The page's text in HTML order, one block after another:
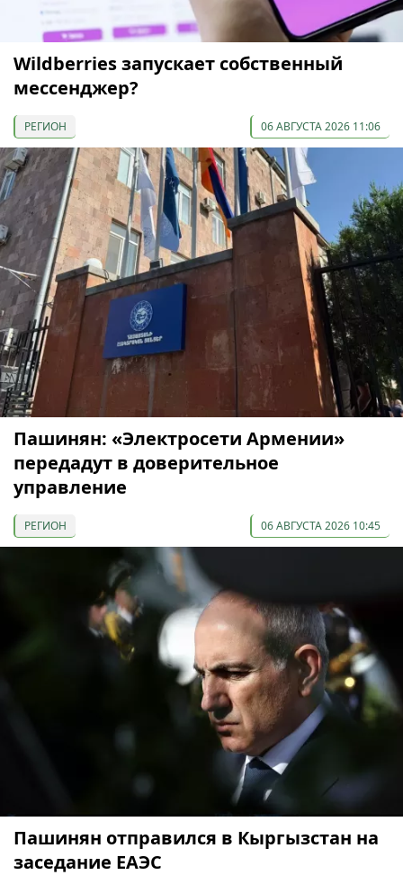
Wildberries запускает собственный
мессенджер?
РЕГИОН 06 АВГУСТА 2026 11:06
Пашинян: «Электросети Армении»
передадут в доверительное
управление
РЕГИОН 06 АВГУСТА 2026 10:45
Пашинян отправился в Кыргызстан на
заседание ЕАЭС